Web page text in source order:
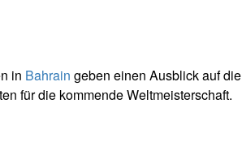
in Bahrain geben einen Ausblick auf die
für die kommende Weltmeisterschaft.